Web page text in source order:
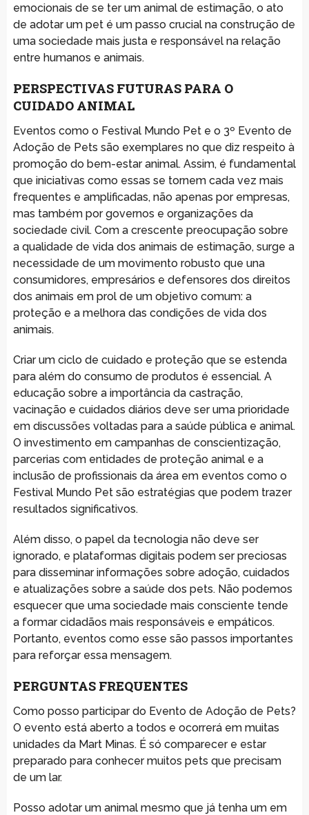
emocionais de se ter um animal de estimação, o ato
de adotar um pet é um passo crucial na construção de
uma sociedade mais justa e responsável na relação
entre humanos e animais.
PERSPECTIVAS FUTURAS PARA O
CUIDADO ANIMAL
Eventos como o Festival Mundo Pet e o 3º Evento de
Adoção de Pets são exemplares no que diz respeito à
promoção do bem-estar animal. Assim, é fundamental
que iniciativas como essas se tornem cada vez mais
frequentes e amplificadas, não apenas por empresas,
mas também por governos e organizações da
sociedade civil. Com a crescente preocupação sobre
a qualidade de vida dos animais de estimação, surge a
necessidade de um movimento robusto que una
consumidores, empresários e defensores dos direitos
dos animais em prol de um objetivo comum: a
proteção e a melhora das condições de vida dos
animais.
Criar um ciclo de cuidado e proteção que se estenda
para além do consumo de produtos é essencial. A
educação sobre a importância da castração,
vacinação e cuidados diários deve ser uma prioridade
em discussões voltadas para a saúde pública e animal.
O investimento em campanhas de conscientização,
parcerias com entidades de proteção animal e a
inclusão de profissionais da área em eventos como o
Festival Mundo Pet são estratégias que podem trazer
resultados significativos.
Além disso, o papel da tecnologia não deve ser
ignorado, e plataformas digitais podem ser preciosas
para disseminar informações sobre adoção, cuidados
e atualizações sobre a saúde dos pets. Não podemos
esquecer que uma sociedade mais consciente tende
a formar cidadãos mais responsáveis e empáticos.
Portanto, eventos como esse são passos importantes
para reforçar essa mensagem.
PERGUNTAS FREQUENTES
Como posso participar do Evento de Adoção de Pets?
O evento está aberto a todos e ocorrerá em muitas
unidades da Mart Minas. É só comparecer e estar
preparado para conhecer muitos pets que precisam
de um lar.
Posso adotar um animal mesmo que já tenha um em